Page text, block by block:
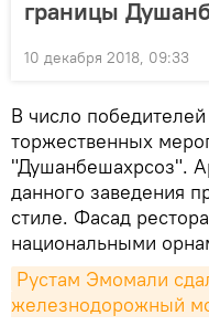
границы
10 декабря 2018, 09:33
В число
торжественных
"Душанбешахрсоз".
данного заведения
стиле. Фасад
национальными
Рустам Эмомали
железнодорожный